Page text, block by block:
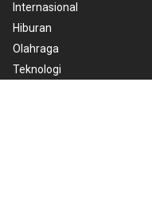
Internasional
Hiburan
Olahraga
Teknologi